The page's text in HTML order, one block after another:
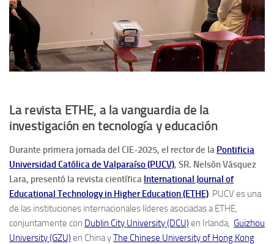
La revista ETHE, a la vanguardia de la
investigación en tecnología y educación
Durante primera jornada del CIE-2025, el rector de la Pontificia
Universidad Católica de Valparaíso (PUCV), SR. Nelsón Vásquez
Lara, presentó la revista científica International Journal of
Educational Technology in Higher Education (ETHE). PUCV es una
de las instituciones internacionales líderes asociadas a ETHE,
conjuntamente con Dublin City University (DCU) en Irlanda, Guizhou
University (GZU) en China yThe Chinese University of Hong Kong